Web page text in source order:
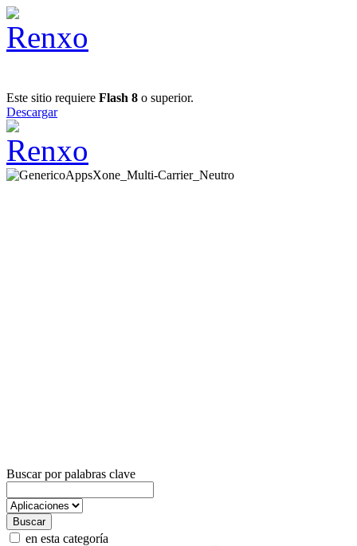
Este sitio requiere Flash 8 o superior.
Descargar
Buscar por palabras clave
en esta categoría